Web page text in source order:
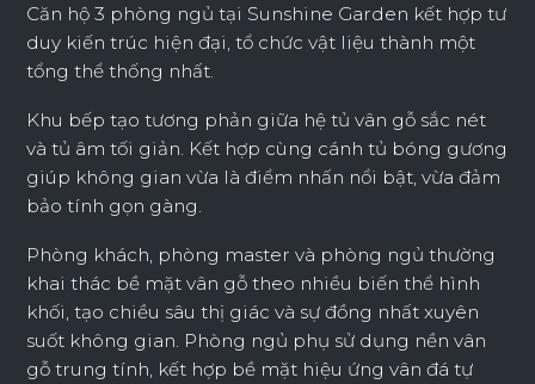
Căn hộ 3 phòng ngủ tại Sunshine Garden kết hợp tư
duy kiến trúc hiện đại, tổ chức vật liệu thành một
tổng thể thống nhất.
Khu bếp tạo tương phản giữa hệ tủ vân gỗ sắc nét
và tủ âm tối giản. Kết hợp cùng cánh tủ bóng gương
giúp không gian vừa là điểm nhấn nổi bật, vừa đảm
bảo tính gọn gàng.
Phòng khách, phòng master và phòng ngủ thường
khai thác bề mặt vân gỗ theo nhiều biến thể hình
khối, tạo chiều sâu thị giác và sự đồng nhất xuyên
suốt không gian. Phòng ngủ phụ sử dụng nền vân
gỗ trung tính, kết hợp bề mặt hiệu ứng vân đá tự